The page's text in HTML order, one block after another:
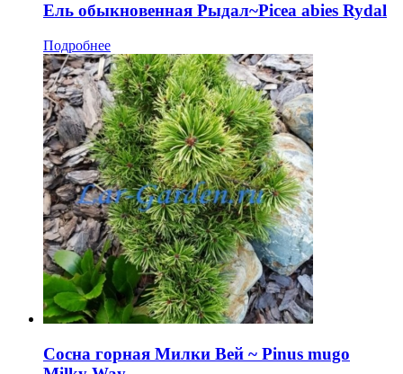
Ель обыкновенная Рыдал~Picea abies Rydal
Подробнее
Сосна горная Милки Вей ~ Pinus mugo